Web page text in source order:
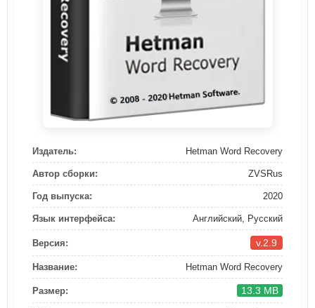
Издатель: Hetman Word Recovery
Автор сборки: ZVSRus
Год выпуска: 2020
Язык интерфейса: Английский, Русский
Версия: v.2.9
Название: Hetman Word Recovery
Размер: 13.3 MB